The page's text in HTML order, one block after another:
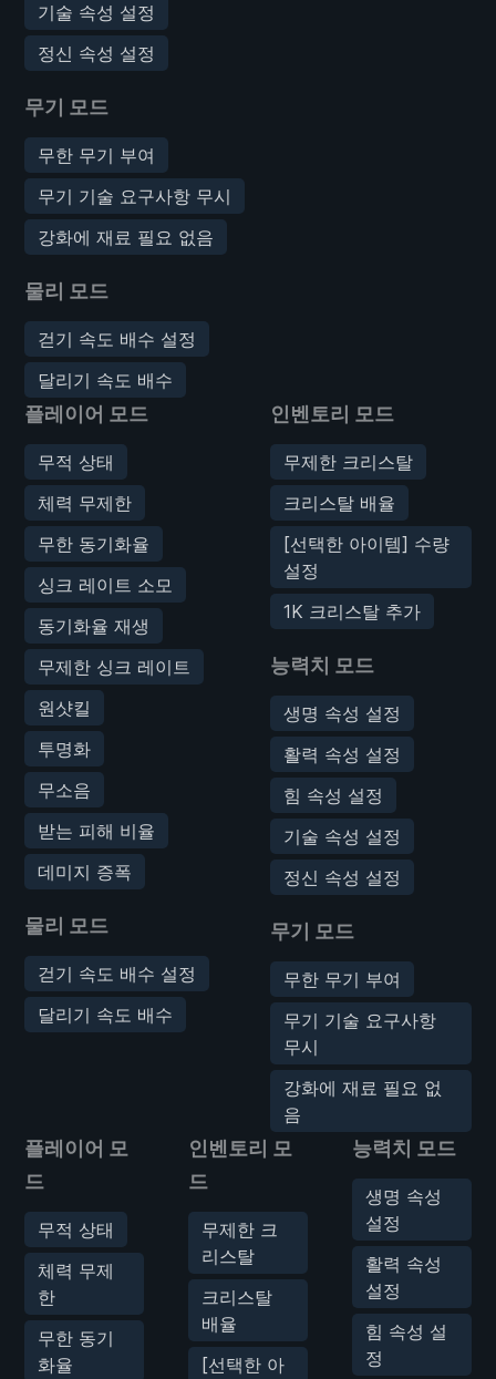
기술 속성 설정
정신 속성 설정
무기 모드
무한 무기 부여
무기 기술 요구사항 무시
강화에 재료 필요 없음
물리 모드
걷기 속도 배수 설정
달리기 속도 배수
플레이어 모드
무적 상태
체력 무제한
무한 동기화율
싱크 레이트 소모
동기화율 재생
무제한 싱크 레이트
원샷킬
투명화
무소음
받는 피해 비율
데미지 증폭
물리 모드
걷기 속도 배수 설정
달리기 속도 배수
인벤토리 모드
무제한 크리스탈
크리스탈 배율
[선택한 아이템] 수량
설정
1K 크리스탈 추가
능력치 모드
생명 속성 설정
활력 속성 설정
힘 속성 설정
기술 속성 설정
정신 속성 설정
무기 모드
무한 무기 부여
무기 기술 요구사항
무시
강화에 재료 필요 없
음
플레이어 모
드
무적 상태
체력 무제
한
무한 동기
화율
인벤토리 모
드
무제한 크
리스탈
크리스탈
배율
[선택한 아
능력치 모드
생명 속성
설정
활력 속성
설정
힘 속성 설
정